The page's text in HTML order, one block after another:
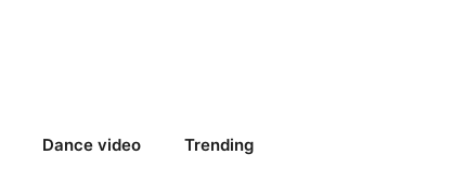
Dance video Trending